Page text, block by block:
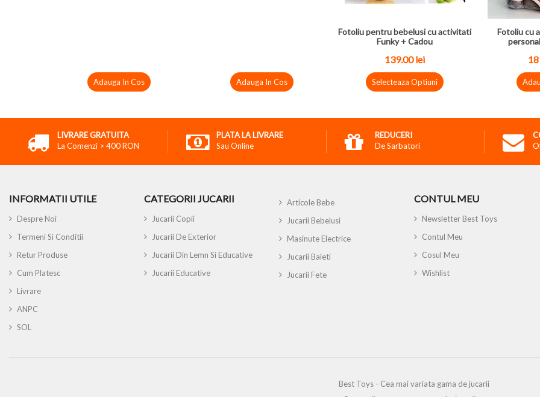
Adauga In Cos Adauga In Cos
Fotoliu pentru bebelusi cu activitati
Funky + Cadou
139.00lei
Selecteaza Optiuni
Fotoliu cu
LIVRARE GRATUITA
La Comenzi > 400 RON
PLATA LA LIVRARE
Sau Online
REDUCERI
De Sarbatori
INFORMATII UTILE
Despre Noi
Termeni Si Conditii
Retur Produse
Cum Platesc
Livrare
ANPC
SOL
CATEGORII JUCARII
Jucarii Copii
Jucarii De Exterior
Jucarii Din Lemn Si Educative
Jucarii Educative
Articole Bebe
Jucarii Bebelusi
Masinute Electrice
Jucarii Baieti
Jucarii Fete
CONTUL MEU
Newsletter Best Toys
Contul Meu
Cosul Meu
Wishlist
Best Toys - Cea mai variata gama de jucarii